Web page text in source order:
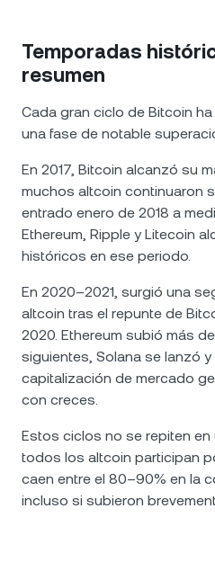
Temporadas
resumen
Cada gran ciclo de Bitcoin
una fase de notable
En 2017, Bitcoin alcanzó su
muchos altcoin continuaron
entrado enero de 2018 a
Ethereum, Ripple y Litecoin
históricos en ese periodo.
En 2020–2021, surgió una
altcoin tras el repunte de
2020. Ethereum subió más
siguientes, Solana se lanzó
capitalización de mercado
con creces.
Estos ciclos no se repiten en
todos los altcoin participan
caen entre el 80–90% en la
incluso si subieron